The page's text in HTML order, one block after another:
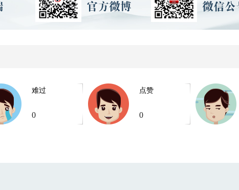
难过
0
点赞
0